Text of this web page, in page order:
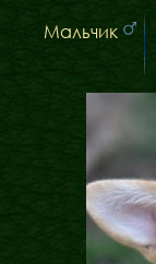
Мальчик